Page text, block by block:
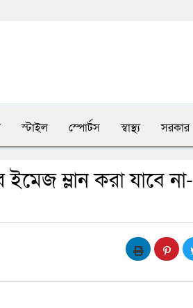
স্টাইল স্পোর্টস স্বাস্থ্য সরকার
ম্লান করা যাবে না-